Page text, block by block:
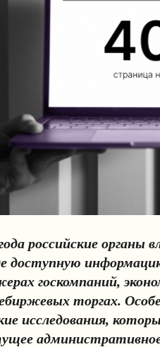
российские органы
доступную
госкомпаний,
торгах.
исследования,